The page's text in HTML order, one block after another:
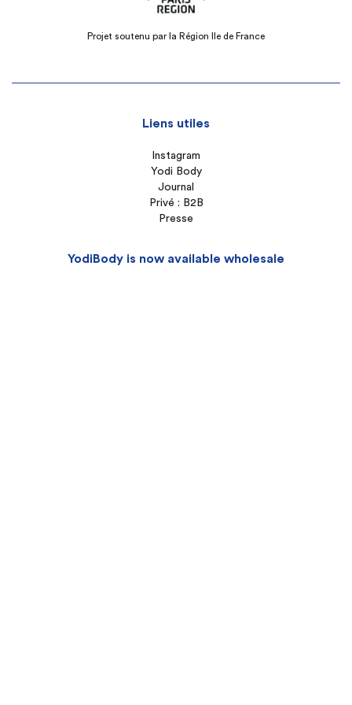
Projet soutenu par la Région Ile de France
Liens utiles
Instagram
Yodi Body
Journal
Privé : B2B
Presse
YodiBody is now available wholesale